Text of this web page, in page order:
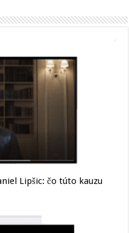
Lipšic: čo túto kauzu